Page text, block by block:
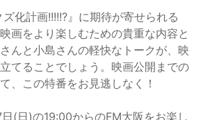
ズ化計画!!!!!?』に期待が寄せられる
画をより楽しむための貴重な内容と
んと小島さんの軽快なトークが、映
てることでしょう。映画公開までの
、この特番をお見逃しなく！
(日)の19:00からのFM大阪をお楽し